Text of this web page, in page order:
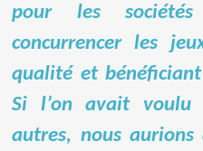
pour les
concurrencer les
qualité et
Si l’on avait voulu
autres, nous aurions